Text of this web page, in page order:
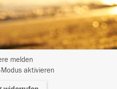
melden
Modus aktivieren